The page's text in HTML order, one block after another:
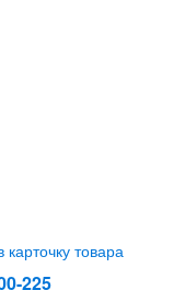
карточку товара